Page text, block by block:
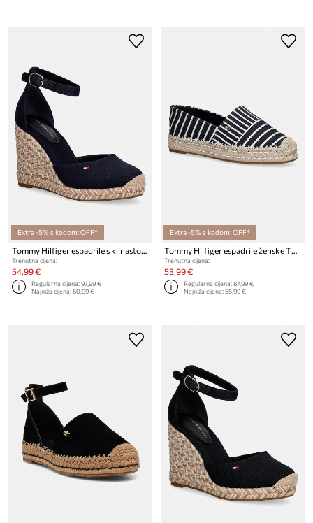
Extra -5% s kodom: OFF*
Trenutna cijena:
54,99 €
Regularna cijena:97,99 €
Najniža cijena:60,99 €
Extra -5% s kodom: OFF*
Trenutna cijena:
53,99 €
Regularna cijena:87,99 €
Najniža cijena:55,99 €